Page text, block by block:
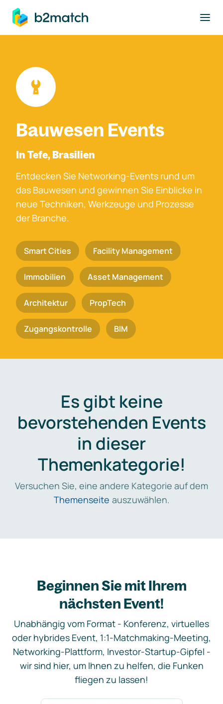
springen
Bauwesen Events
In Tefe, Brasilien
Entdecken Sie Networking-Events rund um
das Bauwesen und gewinnen Sie Einblicke in
neue Techniken, Werkzeuge und Prozesse
der Branche.
Smart Cities Facility Management
Immobilien Asset Management
Architektur PropTech
Zugangskontrolle BIM
Es gibt keine
bevorstehenden Events
in dieser
Themenkategorie!
Versuchen Sie, eine andere Kategorie auf dem
Themenseite auszuwählen.
Beginnen Sie mit Ihrem
nächsten Event!
Unabhängig vom Format - Konferenz, virtuelles
oder hybrides Event, 1:1-Matchmaking-Meeting,
Networking-Plattform, Investor-Startup-Gipfel -
wir sind hier, um Ihnen zu helfen, die Funken
fliegen zu lassen!